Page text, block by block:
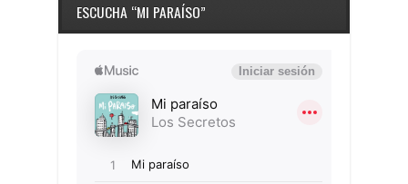
ESCUCHA “MI PARAÍSO”